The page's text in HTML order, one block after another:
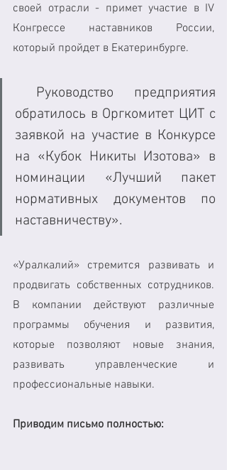
своей отрасли - примет участие в IV
Конгрессе наставников России,
который пройдет в Екатеринбурге.
обратилось в Оргкомитет ЦИТ с
заявкой на участие в Конкурсе
на «Кубок Никиты Изотова» в
номинации «Лучший пакет
нормативных документов по
наставничеству».
«Уралкалий» стремится развивать и
продвигать собственных сотрудников.
В компании действуют различные
программы обучения и развития,
которые позволяют новые знания,
развивать управленческие и
профессиональные навыки.
Приводим письмо полностью: